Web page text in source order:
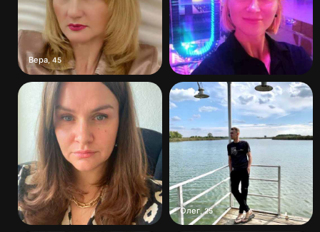
Вера ,45
Олег,25